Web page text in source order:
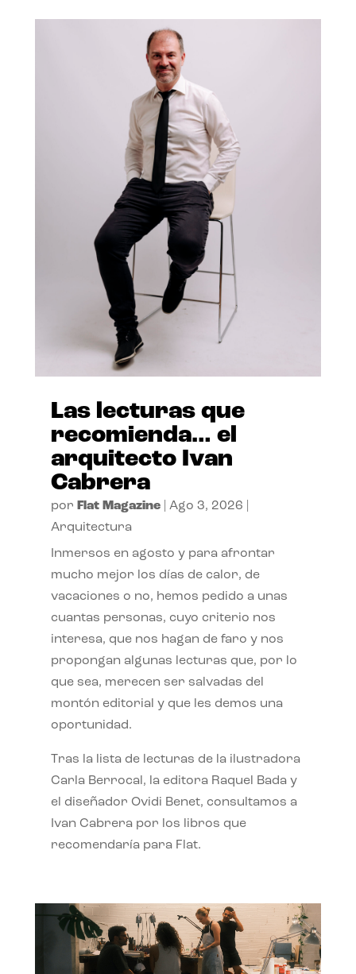
Las lecturas que
recomienda… el
arquitecto Ivan
Cabrera
por Flat Magazine| Ago 3, 2026
Arquitectura
Inmersos en agosto y para afrontar
mucho mejor los días de calor, de
vacaciones o no, hemos pedido a unas
cuantas personas, cuyo criterio nos
interesa, que nos hagan de faro y nos
propongan algunas lecturas que, por lo
que sea, merecen ser salvadas del
montón editorial y que les demos una
oportunidad.
Tras la lista de lecturas de la ilustradora
Carla Berrocal, la editora Raquel Bada y
el diseñador Ovidi Benet, consultamos a
Ivan Cabrera por los libros que
recomendaría para Flat.